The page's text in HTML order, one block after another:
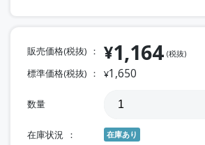
販売価格(税抜) ¥1,164 (税抜)
標準価格(税抜) ¥1,650
数量
在庫状況 在庫あり